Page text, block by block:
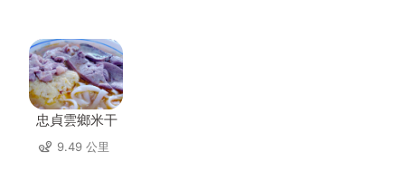
忠貞雲鄉米干
9.49 公里